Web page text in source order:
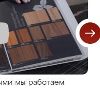
мы работаем